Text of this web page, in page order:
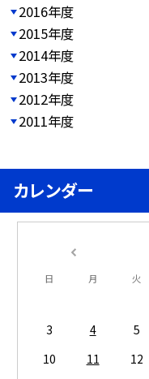
2016年度
2015年度
2014年度
2013年度
2012年度
2011年度
カレンダー
日 月 火
3
4 5
10
11 12